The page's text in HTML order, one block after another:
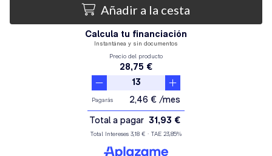
Añadir a la cesta